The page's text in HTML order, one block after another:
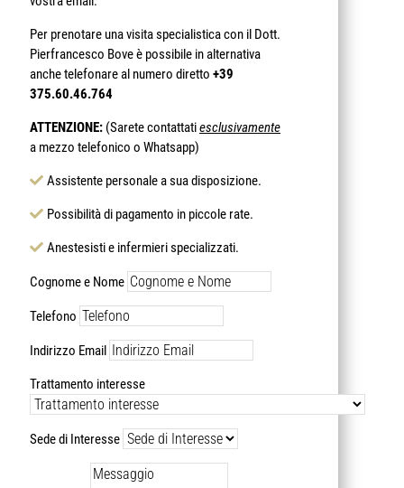
Per prenotare una visita specialistica con il Dott.
Pierfrancesco Bove è possibile in alternativa
anche telefonare al numero diretto +39
375.60.46.764
ATTENZIONE: (Sarete contattatiesclusivamente
a mezzo telefonico o Whatsapp)
Assistente personale a sua disposizione.
Possibilità di pagamento in piccole rate.
Anestesisti e infermieri specializzati.
Cognome e Nome
Telefono
Indirizzo Email
Trattamento interesse
Sede di Interesse